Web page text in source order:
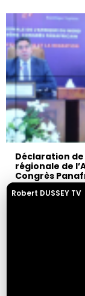
Déclaration
régionale de
Congrès
18 avril 2024
Robert DUSSEY TV